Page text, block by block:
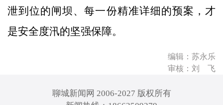
泄到位的闸坝、每一份精准详细的预案，才
是安全度汛的坚强保障。
编辑：苏永乐
审核：刘 飞
聊城新闻网 2006-2027 版权所有